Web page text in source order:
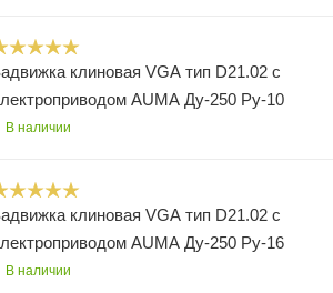
клиновая VGA тип D21.02 с
AUMA Ду-250 Ру-10
В наличии
клиновая VGA тип D21.02 с
AUMA Ду-250 Ру-16
В наличии